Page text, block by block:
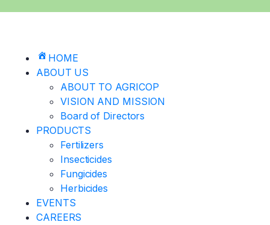
HOME
ABOUT US
ABOUT TO AGRICOP
VISION AND MISSION
Board of Directors
PRODUCTS
Fertilizers
Insecticides
Fungicides
Herbicides
EVENTS
CAREERS